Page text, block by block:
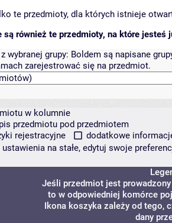
te przedmioty, dla których istnieje
są również te przedmioty, na które jesteś
wybranej grupy: Boldem są napisane
zarejestrować się na przedmiot.
w kolumnie
przedmiotu pod przedmiotem
rejestracyjne
dodatkowe
na stałe, edytuj swoje
Jeśli przedmiot jest
to w odpowiedniej komórce
Ikona koszyka zależy od tego,
dany